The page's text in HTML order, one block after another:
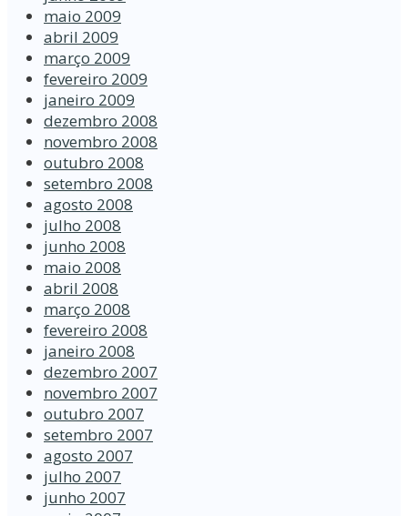
maio 2009
abril 2009
março 2009
fevereiro 2009
janeiro 2009
dezembro 2008
novembro 2008
outubro 2008
setembro 2008
agosto 2008
julho 2008
junho 2008
maio 2008
abril 2008
março 2008
fevereiro 2008
janeiro 2008
dezembro 2007
novembro 2007
outubro 2007
setembro 2007
agosto 2007
julho 2007
junho 2007